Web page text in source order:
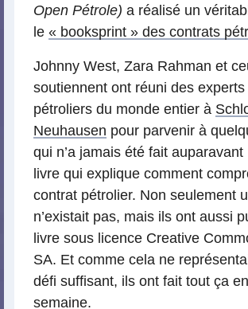
Open Pétrole) a réalisé un
le « booksprint » des contrats
Johnny West, Zara Rahman et
soutiennent ont réuni des
pétroliers du monde entier à
Neuhausen pour parvenir à
qui n’a jamais été fait auparavant
livre qui explique comment
contrat pétrolier. Non seulement
n’existait pas, mais ils ont aussi
livre sous licence Creative
SA. Et comme cela ne
défi suffisant, ils ont fait tout ça
semaine.